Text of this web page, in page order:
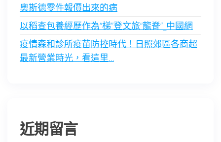
奧斯德零件報價出來的病
以稻查包養經歷作為“梯”登文旅“龍脊”_中國網
疫情森和診所疫苗防控時代！日照郊區各商超
最新營業時光，看這里…
近期留言